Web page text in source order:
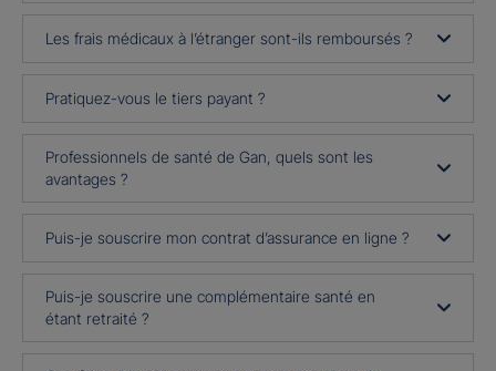
Les frais médicaux à l’étranger sont-ils remboursés ?
Pratiquez-vous le tiers payant ?
Professionnels de santé de Gan, quels sont les
avantages ?
Puis-je souscrire mon contrat d’assurance en ligne ?
Puis-je souscrire une complémentaire santé en
étant retraité ?